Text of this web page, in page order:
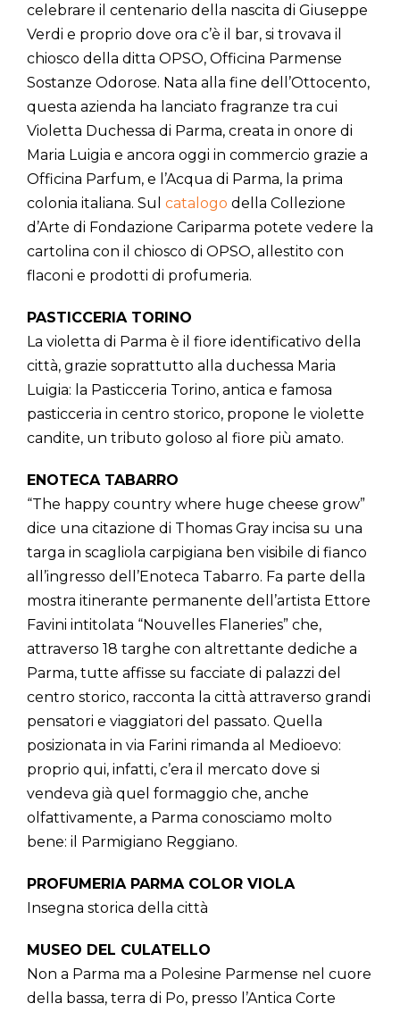
celebrare il centenario della nascita di Giuseppe
Verdi e proprio dove ora c’è il bar, si trovava il
chiosco della ditta OPSO, Officina Parmense
Sostanze Odorose. Nata alla fine dell’Ottocento,
questa azienda ha lanciato fragranze tra cui
Violetta Duchessa di Parma, creata in onore di
Maria Luigia e ancora oggi in commercio grazie a
Officina Parfum, e l’Acqua di Parma, la prima
colonia italiana. Sul catalogo della Collezione
d’Arte di Fondazione Cariparma potete vedere la
cartolina con il chiosco di OPSO, allestito con
flaconi e prodotti di profumeria.
PASTICCERIA TORINO
La violetta di Parma è il fiore identificativo della
città, grazie soprattutto alla duchessa Maria
Luigia: la Pasticceria Torino, antica e famosa
pasticceria in centro storico, propone le violette
candite, un tributo goloso al fiore più amato.
ENOTECA TABARRO
“The happy country where huge cheese grow”
dice una citazione di Thomas Gray incisa su una
targa in scagliola carpigiana ben visibile di fianco
all’ingresso dell’Enoteca Tabarro. Fa parte della
mostra itinerante permanente dell’artista Ettore
Favini intitolata “Nouvelles Flaneries” che,
attraverso 18 targhe con altrettante dediche a
Parma, tutte affisse su facciate di palazzi del
centro storico, racconta la città attraverso grandi
pensatori e viaggiatori del passato. Quella
posizionata in via Farini rimanda al Medioevo:
proprio qui, infatti, c’era il mercato dove si
vendeva già quel formaggio che, anche
olfattivamente, a Parma conosciamo molto
bene: il Parmigiano Reggiano.
PROFUMERIA PARMA COLOR VIOLA
Insegna storica della città
MUSEO DEL CULATELLO
Non a Parma ma a Polesine Parmense nel cuore
della bassa, terra di Po, presso l’Antica Corte